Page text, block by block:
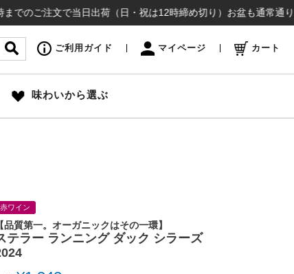
注文で当日出荷（日・祝は12時締め切り）お盆も通常通り出
ご利用ガイド マイページ カート
味わいから選ぶ
赤ワイン
【品質第一。オーガニックはその一環】
テラー ランニング ダック シラーズ